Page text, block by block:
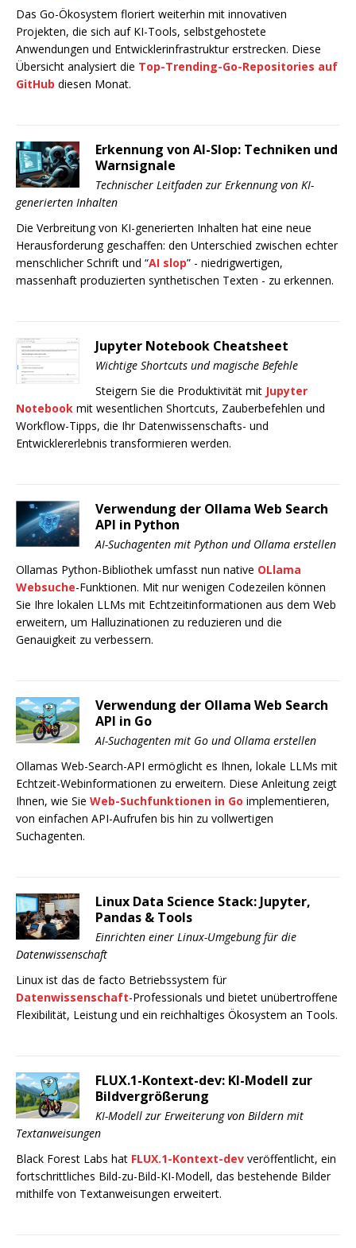
Das Go-Ökosystem floriert weiterhin mit innovativen
Projekten, die sich auf KI-Tools, selbstgehostete
Anwendungen und Entwicklerinfrastruktur erstrecken. Diese
Übersicht analysiert die Top-Trending-Go-Repositories auf
GitHub diesen Monat.
Erkennung von AI-Slop: Techniken und
Warnsignale
Technischer Leitfaden zur Erkennung von KI-
generierten Inhalten
Die Verbreitung von KI-generierten Inhalten hat eine neue
Herausforderung geschaffen: den Unterschied zwischen echter
menschlicher Schrift und “AI slop” - niedrigwertigen,
massenhaft produzierten synthetischen Texten - zu erkennen.
Jupyter Notebook Cheatsheet
Wichtige Shortcuts und magische Befehle
Steigern Sie die Produktivität mit Jupyter
Notebook mit wesentlichen Shortcuts, Zauberbefehlen und
Workflow-Tipps, die Ihr Datenwissenschafts- und
Entwicklererlebnis transformieren werden.
Verwendung der Ollama Web Search
API in Python
AI-Suchagenten mit Python und Ollama erstellen
Ollamas Python-Bibliothek umfasst nun native OLlama
Websuche-Funktionen. Mit nur wenigen Codezeilen können
Sie Ihre lokalen LLMs mit Echtzeitinformationen aus dem Web
erweitern, um Halluzinationen zu reduzieren und die
Genauigkeit zu verbessern.
Verwendung der Ollama Web Search
API in Go
AI-Suchagenten mit Go und Ollama erstellen
Ollamas Web-Search-API ermöglicht es Ihnen, lokale LLMs mit
Echtzeit-Webinformationen zu erweitern. Diese Anleitung zeigt
Ihnen, wie Sie Web-Suchfunktionen in Go implementieren,
von einfachen API-Aufrufen bis hin zu vollwertigen
Suchagenten.
Linux Data Science Stack: Jupyter,
Pandas & Tools
Einrichten einer Linux-Umgebung für die
Datenwissenschaft
Linux ist das de facto Betriebssystem für
Datenwissenschaft-Professionals und bietet unübertroffene
Flexibilität, Leistung und ein reichhaltiges Ökosystem an Tools.
FLUX.1-Kontext-dev: KI-Modell zur
Bildvergrößerung
KI-Modell zur Erweiterung von Bildern mit
Textanweisungen
Black Forest Labs hat FLUX.1-Kontext-dev veröffentlicht, ein
fortschrittliches Bild-zu-Bild-KI-Modell, das bestehende Bilder
mithilfe von Textanweisungen erweitert.